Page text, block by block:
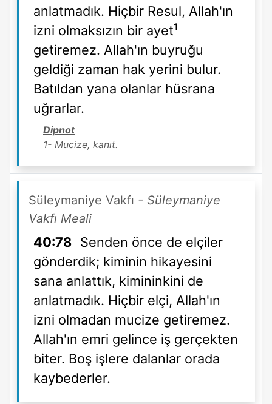
anlatmadık. Hiçbir Resul, Allah'ın
izni olmaksızın bir ayet1
getiremez. Allah'ın buyruğu
geldiği zaman hak yerini bulur.
Batıldan yana olanlar hüsrana
uğrarlar.
Dipnot
1- Mucize, kanıt.
Süleymaniye Vakfı - Süleymaniye
Vakfı Meali
40:78 Senden önce de elçiler
gönderdik; kiminin hikayesini
sana anlattık, kimininkini de
anlatmadık. Hiçbir elçi, Allah'ın
izni olmadan mucize getiremez.
Allah'ın emri gelince iş gerçekten
biter. Boş işlere dalanlar orada
kaybederler.